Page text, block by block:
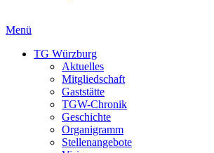
Menü
TG Würzburg
Aktuelles
Mitgliedschaft
Gaststätte
TGW-Chronik
Geschichte
Organigramm
Stellenangebote